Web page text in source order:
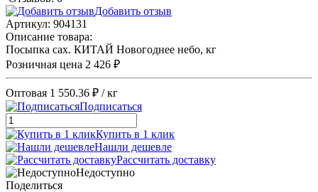
Добавить отзыв
Артикул: 904131
Описание товара:
Посыпка сах. КИТАЙ Новогоднее небо, кг
Розничная цена 2 426 ₽
Оптовая 1 550.36 ₽ / кг
Подписаться
Купить в 1 клик
Нашли дешевле
Рассчитать доставку
Недоступно
Поделиться